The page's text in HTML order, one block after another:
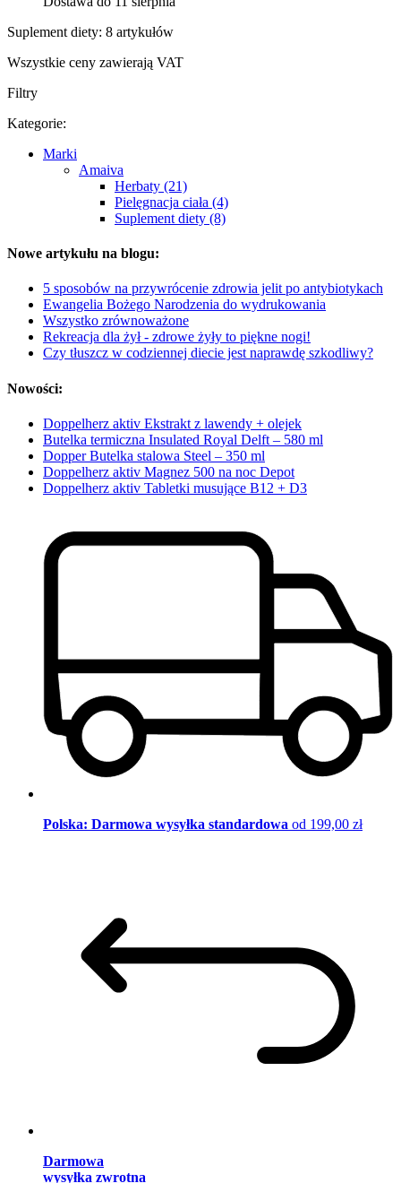
Suplement diety: 8 artykułów
Wszystkie ceny zawierają VAT
Filtry
Kategorie:
Marki
Amaiva
Herbaty (21)
Pielęgnacja ciała (4)
Suplement diety (8)
Nowe artykułu na blogu:
5 sposobów na przywrócenie zdrowia jelit po antybiotykach
Ewangelia Bożego Narodzenia do wydrukowania
Wszystko zrównoważone
Rekreacja dla żył - zdrowe żyły to piękne nogi!
Czy tłuszcz w codziennej diecie jest naprawdę szkodliwy?
Nowości:
Doppelherz aktiv Ekstrakt z lawendy + olejek
Butelka termiczna Insulated Royal Delft – 580 ml
Dopper Butelka stalowa Steel – 350 ml
Doppelherz aktiv Magnez 500 na noc Depot
Doppelherz aktiv Tabletki musujące B12 + D3
Polska: Darmowa wysyłka standardowa od 199,00 zł
Darmowa
wysyłka zwrotna